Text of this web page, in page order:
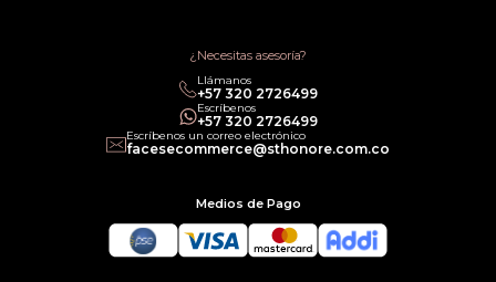
Política legal de Gift Cards¿Necesitas asesoría?
Llámanos
‎+57 320 2726499
Escríbenos
‎+57 320 2726499
Escríbenos un correo electrónico
facesecommerce@sthonore.com.co
Medios de Pago